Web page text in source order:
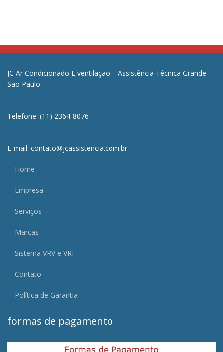
JC Ar Condicionado E ventilação – Assistência Técnica Grande
São Paulo
Telefone: (11) 2364-8076
E-mail: contato@jcassistencia.com.br
Home
Empresa
Serviços
Marcas
Sistema VRV e VRF
Contato
Política de Garantia
formas de pagamento